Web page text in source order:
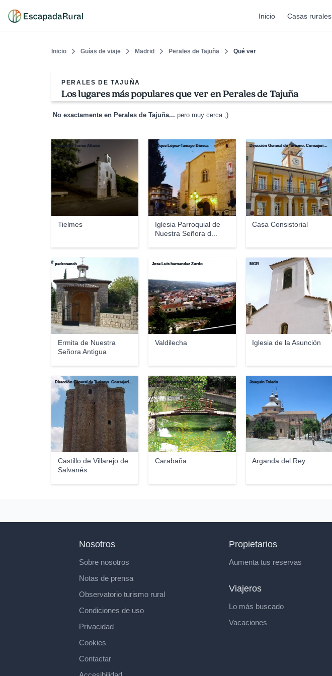
Inicio Casas rurales
Inicio Guías de viaje Madrid Perales de Tajuña Qué ver
PERALES DE TAJUÑA
Los lugares más populares que ver en Perales de Tajuña
No exactamente en Perales de Tajuña... pero muy cerca ;)
Tielmes
Ruben De Torres Altares
Iglesia Parroquial de
Nuestra Señora d...
Enrique López-Tamayo Biosca
Casa Consistorial
Dirección General de Turismo. Consejería de Economía e Innovación Tecnológica. Comunidad de Madrid
Ermita de Nuestra
Señora Antigua
pedrosanch
Valdilecha
Jose Luis hernandez Zurdo
Iglesia de la Asunción
MGR
Castillo de Villarejo de
Salvanés
Dirección General de Turismo. Consejería de Economía e Innovación Tecnológica. Comunidad de Madrid
Carabaña
Jose Luis hernandez Zurdo
Arganda del Rey
Joaquin Toledo
Nosotros
Sobre nosotros
Notas de prensa
Observatorio turismo rural
Condiciones de uso
Privacidad
Cookies
Contactar
Propietarios
Aumenta tus reservas
Viajeros
Lo más buscado
Vacaciones